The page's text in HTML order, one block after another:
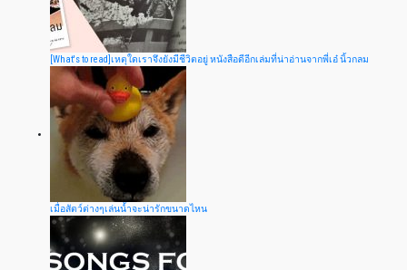
[What's to read]เหตุใดเราจึงยังมีชีวิตอยู่ หนังสือดีอีกเล่มที่น่าอ่านจากพี่เอ๋ นิ้วกลม
เมื่อสัตว์ต่างๆเล่นน้ำจะน่ารักขนาดไหน